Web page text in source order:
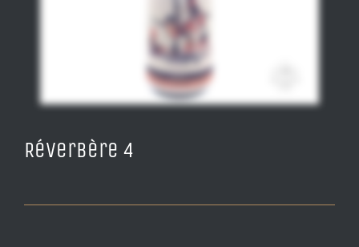
Réverbère 4